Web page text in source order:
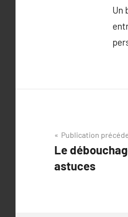
Un
Navigation
de
l’article
Publication
Le
astuces